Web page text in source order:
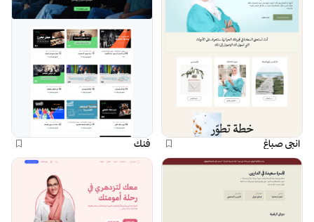
انجي صباغ فنك